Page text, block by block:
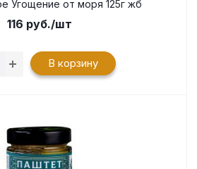
Угощение от моря 125г жб
116 руб./шт
В корзину